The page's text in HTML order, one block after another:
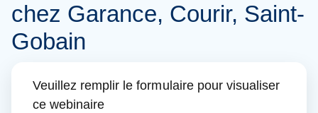
chez Garance, Courir, Saint-
Gobain
Veuillez remplir le formulaire pour visualiser
ce webinaire